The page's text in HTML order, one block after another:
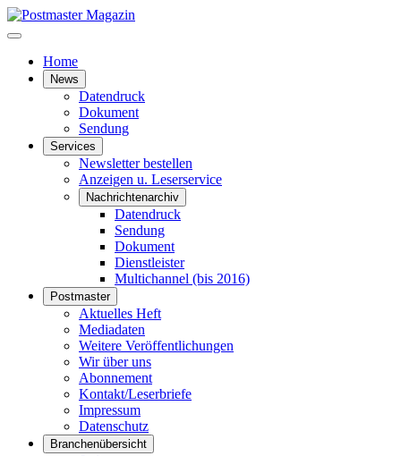
Home
News
Datendruck
Dokument
Sendung
Services
Newsletter bestellen
Anzeigen u. Leserservice
Nachrichtenarchiv
Datendruck
Sendung
Dokument
Dienstleister
Multichannel (bis 2016)
Postmaster
Aktuelles Heft
Mediadaten
Weitere Veröffentlichungen
Wir über uns
Abonnement
Kontakt/Leserbriefe
Impressum
Datenschutz
Branchenübersicht